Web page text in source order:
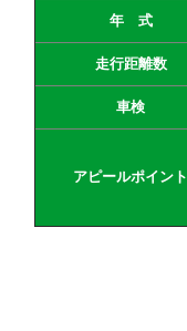
年 式
走行距離数
車検
アピールポイント